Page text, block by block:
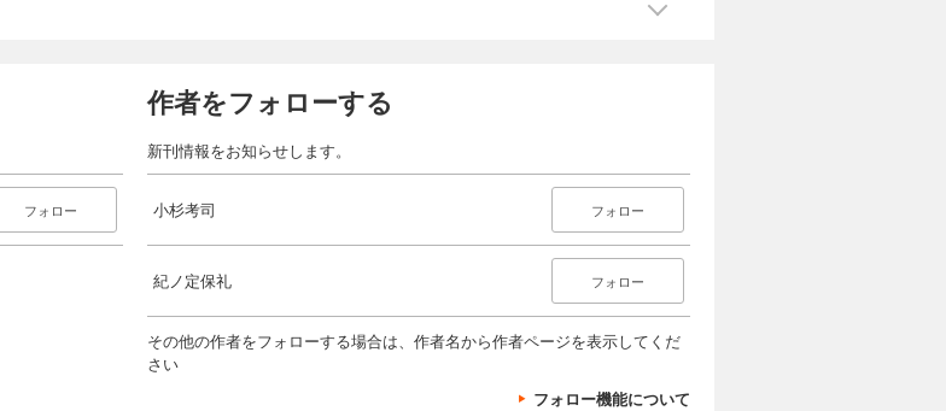
で統計指標の意味を理解する
注意点
学部、教授。博士（社会学）。専門は数理社会心理学。心
会心理学・集団力学の両方を視野に入れた数理モデルの構
フォロー
作者をフォローする
新刊情報をお知らせします。
小杉考司 フォロー
紀ノ定保礼 フォロー
その他の作者をフォローする場合は、作者名から作者ページを表示してくだ
さい
フォロー機能について